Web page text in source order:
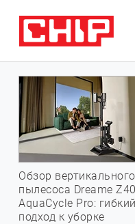
Обзор вертикального
пылесоса Dreame Z40
AquaCycle Pro: гибкий
подход к уборке